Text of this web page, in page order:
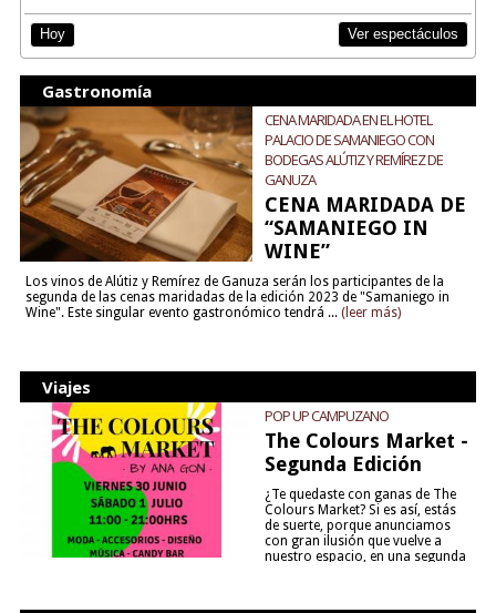
Hoy Ver espectáculos
Gastronomía
CENA MARIDADA EN EL HOTEL
PALACIO DE SAMANIEGO CON
BODEGAS ALÚTIZ Y REMÍREZ DE
GANUZA
CENA MARIDADA DE
“SAMANIEGO IN
WINE”
Los vinos de Alútiz y Remírez de Ganuza serán los participantes de la
segunda de las cenas maridadas de la edición 2023 de "Samaniego in
Wine". Este singular evento gastronómico tendrá ... (leer más)
Viajes
POP UP CAMPUZANO
The Colours Market -
Segunda Edición
¿Te quedaste con ganas de The
Colours Market? Si es así, estás
de suerte, porque anunciamos
con gran ilusión que vuelve a
nuestro espacio, en una segunda